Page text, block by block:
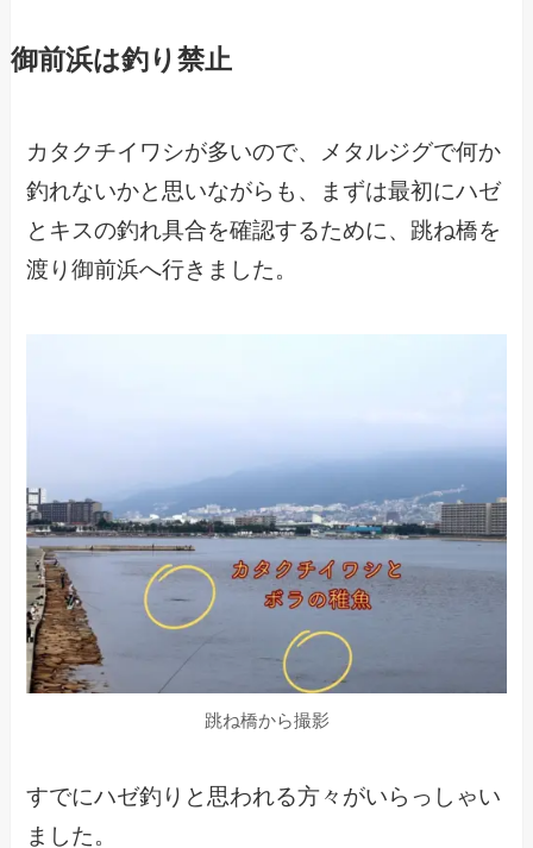
御前浜は釣り禁止
カタクチイワシが多いので、メタルジグで何か
釣れないかと思いながらも、まずは最初にハゼ
とキスの釣れ具合を確認するために、跳ね橋を
渡り御前浜へ行きました。
跳ね橋から撮影
すでにハゼ釣りと思われる方々がいらっしゃい
ました。